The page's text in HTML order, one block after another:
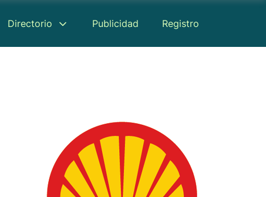
Directorio Publicidad Registro